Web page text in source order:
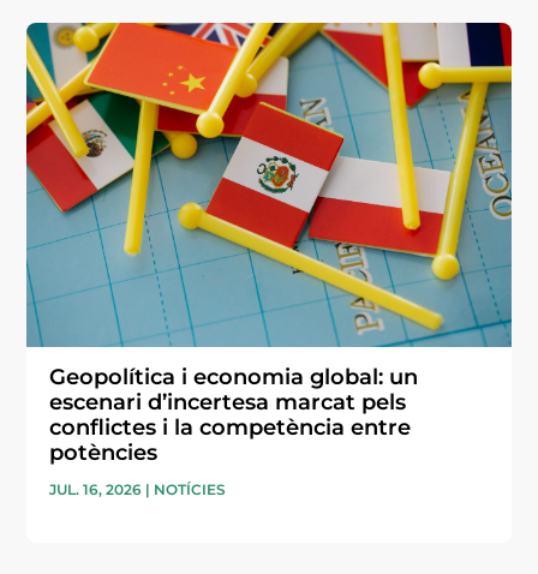
Geopolítica i economia global: un
escenari d’incertesa marcat pels
conflictes i la competència entre
potències
JUL. 16, 2026 | NOTÍCIES